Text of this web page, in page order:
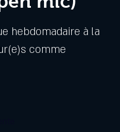
hebdomadaire à la
comme